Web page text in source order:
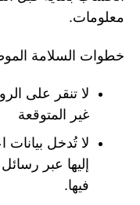
معلومات.
خطوات السلامة
لا تنقر على
غير المتوقعة
لا تُدخل
إليها عبر
فيها.